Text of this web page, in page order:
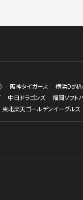
阪神タイガース 横浜DeNA
中日ドラゴンズ 福岡ソフト
東北楽天ゴールデンイーグルス